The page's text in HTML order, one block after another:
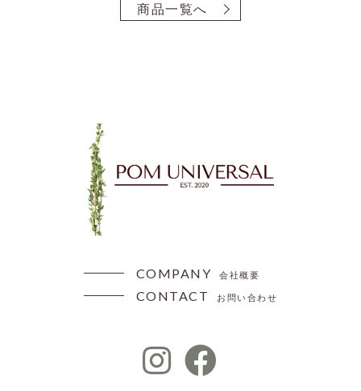
商品一覧へ
COMPANY 会社概要
CONTACT お問い合わせ